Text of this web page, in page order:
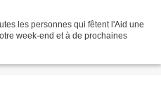
les personnes qui fêtent l'Aid une
week-end et à de prochaines